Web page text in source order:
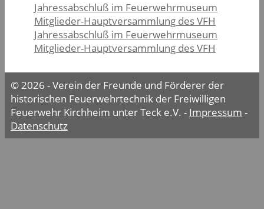
Jahressabschluß im Feuerwehrmuseum
Mitglieder-Hauptversammlung des VFH
Jahressabschluß im Feuerwehrmuseum
Mitglieder-Hauptversammlung des VFH
© 2026 - Verein der Freunde und Förderer der
historischen Feuerwehrtechnik der Freiwilligen
Feuerwehr Kirchheim unter Teck e.V. - Impressum -
Datenschutz